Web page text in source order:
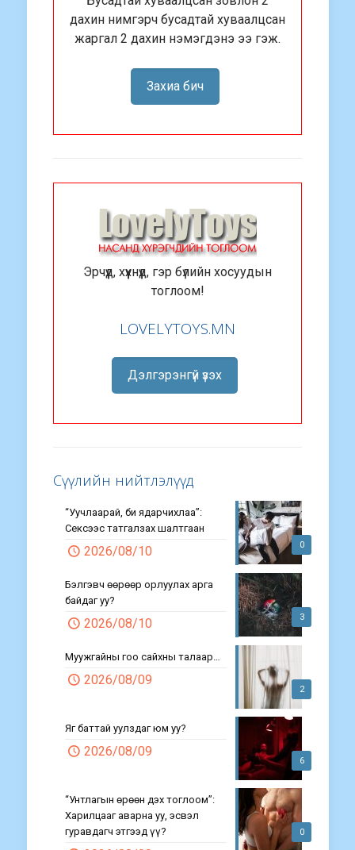
дахин нимгэрч бусадтай хуваалцсан
жаргал 2 дахин нэмэгдэнэ ээ гэж.
Захиа бич
Эрчүүд, хүүхнүүд, гэр бүлийн хосуудын
тоглоом!
LOVELYTOYS.MN
Дэлгэрэнгүй үзэх
Сүүлийн нийтлэлүүд
0
“Уучлаарай, би ядарчихлаа”:
Сексээс татгалзах шалтгаан
2026/08/10
3
Бэлгэвч өөрөөр орлуулах арга
байдаг уу?
2026/08/10
2
Муужгайны гоо сайхны талаар…
2026/08/09
6
Яг баттай уулздаг юм уу?
2026/08/09
0
“Унтлагын өрөөн дэх тоглоом”:
Харилцааг аварна уу, эсвэл
гуравдагч этгээд үү?